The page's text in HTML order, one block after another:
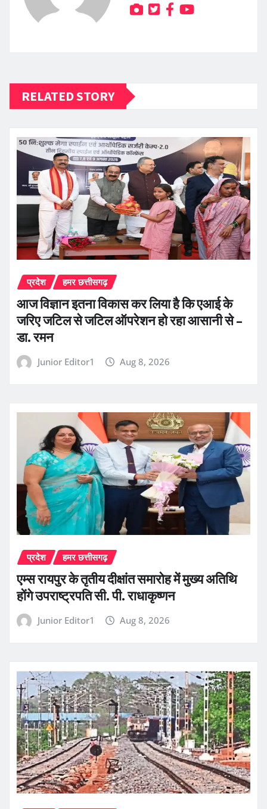
RELATED STORY
प्रदेश हमर छत्तीसगढ़
आज विज्ञान इतना विकास कर लिया है कि एआई के
जरिए जटिल से जटिल ऑपरेशन हो रहा आसानी से –
डा. रमन
Junior Editor1 Aug 8, 2026
प्रदेश हमर छत्तीसगढ़
एम्स रायपुर के तृतीय दीक्षांत समारोह में मुख्य अतिथि
होंगे उपराष्ट्रपति सी. पी. राधाकृष्णन
Junior Editor1 Aug 8, 2026